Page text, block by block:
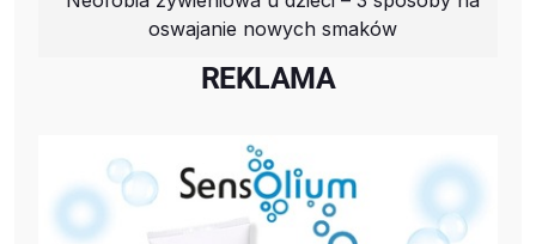
oswajanie nowych smaków
REKLAMA